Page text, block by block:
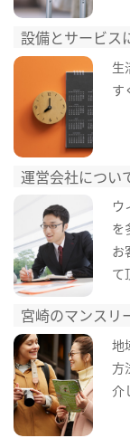
設備とサービス
生
す
運営会社につい
ウ
を
お
て
宮崎のマンスリ
地
方
介